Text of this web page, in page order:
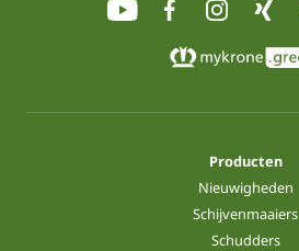
Producten
Nieuwigheden
Schijvenmaaiers
Schudders